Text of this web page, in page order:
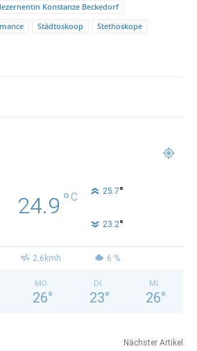
Konstanze Beckedorf
Städtoskoop
Stethoskope
24.9 °C 25.7°
23.2°
2.6kmh 6 %
MO.
26°
DI.
23°
MI.
26°
Nächster Artikel